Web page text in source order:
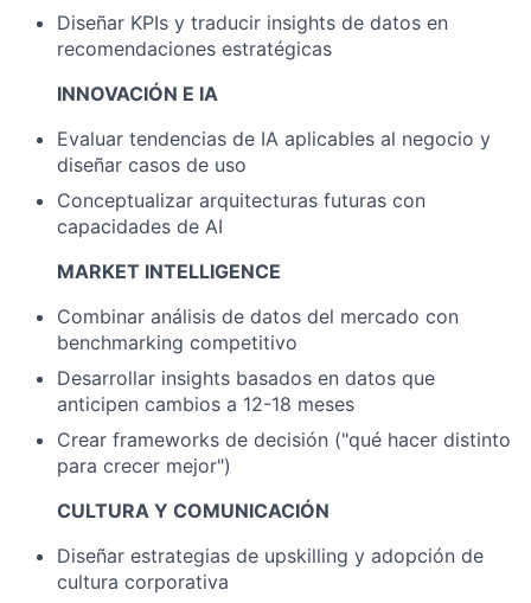
Diseñar KPIs y traducir insights de datos en
recomendaciones estratégicas
INNOVACIÓN E IA
Evaluar tendencias de IA aplicables al negocio y
diseñar casos de uso
Conceptualizar arquitecturas futuras con
capacidades de AI
MARKET INTELLIGENCE
Combinar análisis de datos del mercado con
benchmarking competitivo
Desarrollar insights basados en datos que
anticipen cambios a 12-18 meses
Crear frameworks de decisión ("qué hacer distinto
para crecer mejor")
CULTURA Y COMUNICACIÓN
Diseñar estrategias de upskilling y adopción de
cultura corporativa